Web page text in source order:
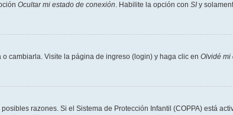
Ocultar mi estado de conexión. Habilite la opción con SI y
cambiarla. Visite la página de ingreso (login) y haga clic en Olvidé mi
razones. Si el Sistema de Protección Infantil (COPPA) está